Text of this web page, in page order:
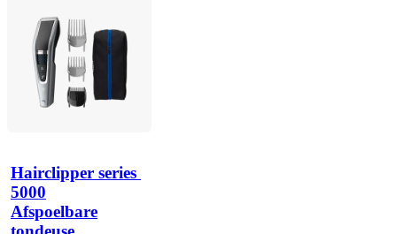
Hairclipper series
5000
Afspoelbare